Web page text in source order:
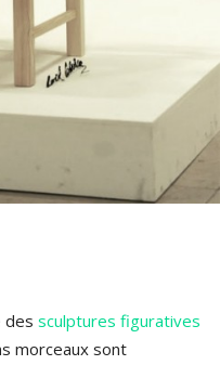
des sculptures figuratives
morceaux sont